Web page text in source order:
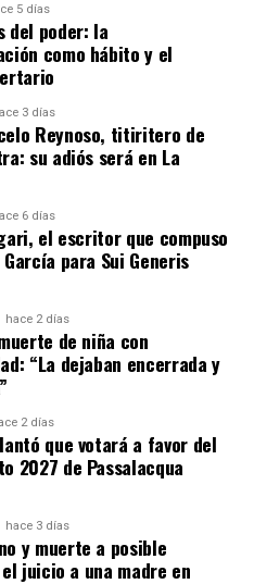
con proyección
a 17 personas,
ingenieros de diseño y
de yerba mate, té y
agrícolas como
fertilizadoras y otros
productivas de
maquinaria en los últimos
su actividad
de corte con
para terceros.
dejar sin trabajo a los
lleva años y perder ese
enorme”, afirmó
5 días
del poder: la
como hábito y el
3 días
Reynoso, titiritero de
su adiós será en La
6 días
el escritor que compuso
para Sui Generis
hace 2 días
de niña con
“La dejaban encerrada y
2 días
que votará a favor del
2027 de Passalacqua
hace 3 días
y muerte a posible
juicio a una madre en